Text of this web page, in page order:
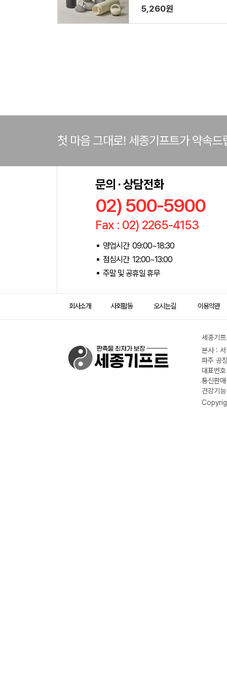
러
5,260원
첫 마음 그대로! 세종기프트가 약속드
문의 · 상담전화
02) 500-5900
Fax : 02) 2265-4153
영업시간 09:00~18:30
점심시간 12:00~13:00
주말 및 공휴일 휴무
회사소개 사회활동 오시는길 이용약관
세종기
본사 :
파주 공
대표번
통신판
건강기